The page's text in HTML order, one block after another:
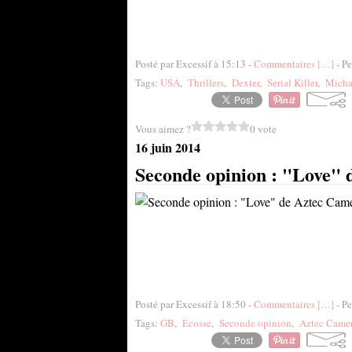
Posté par Excessif à 15:13 -Commentaires […] -
Tags: USA, Thrillers, Dexter, Serial Killer,
Vous aimez ? 0 vote
16 juin 2014
Seconde opinion : "Love"
Posté par Excessif à 18:50 -Commentaires […] -
Tags: GB, Ecosse, Seconde opinion, Aztec